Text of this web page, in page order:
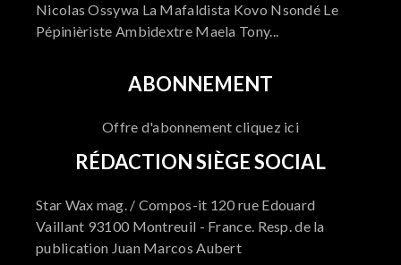
Nicolas Ossywa La Mafaldista Kovo Nsondé Le
Pépinièriste Ambidextre Maela Tony...
ABONNEMENT
Offre d'abonnement cliquez ici
RÉDACTION SIÈGE SOCIAL
Star Wax mag. / Compos-it 120 rue Edouard
Vaillant 93100 Montreuil - France. Resp. de la
publication Juan Marcos Aubert